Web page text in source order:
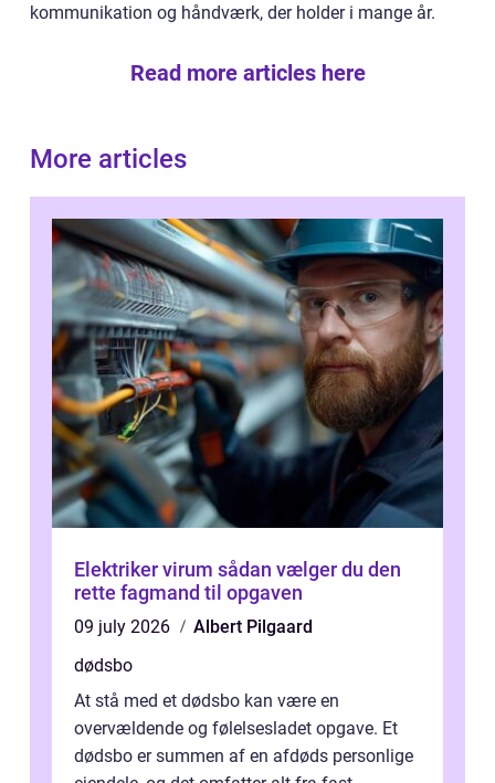
kommunikation og håndværk, der holder i mange år.
Read more articles here
More articles
Elektriker virum sådan vælger du den
rette fagmand til opgaven
09 july 2026
Albert Pilgaard
dødsbo
At stå med et dødsbo kan være en
overvældende og følelsesladet opgave. Et
dødsbo er summen af en afdøds personlige